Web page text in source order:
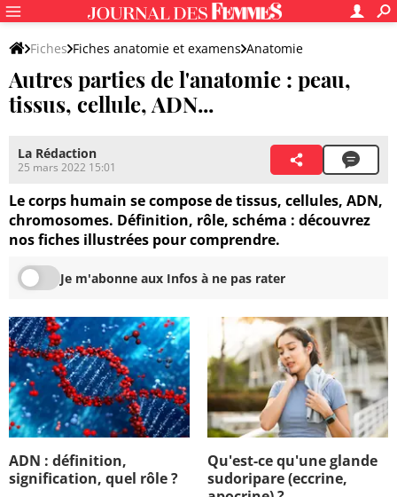
Fiches Fiches anatomie et examens Anatomie
Autres parties de l'anatomie : peau,
tissus, cellule, ADN...
La Rédaction
25 mars 2022 15:01
Le corps humain se compose de tissus, cellules, ADN,
chromosomes. Définition, rôle, schéma : découvrez
nos fiches illustrées pour comprendre.
Je m'abonne aux Infos à ne pas rater
ADN : définition,
signification, quel rôle ?
Qu'est-ce qu'une glande
sudoripare (eccrine,